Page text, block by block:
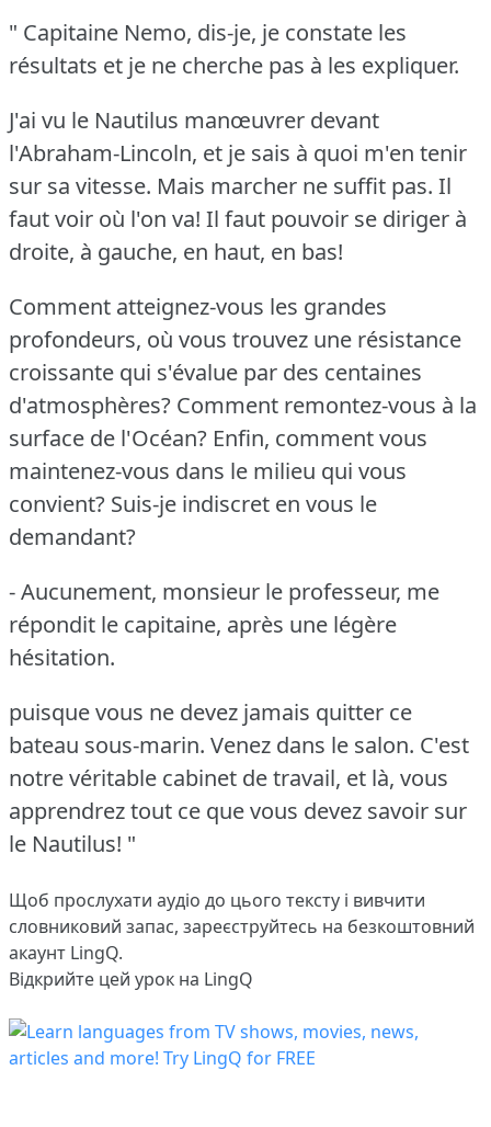
" Capitaine Nemo, dis-je, je constate les
résultats et je ne cherche pas à les expliquer.
J'ai vu le Nautilus manœuvrer devant
l'Abraham-Lincoln, et je sais à quoi m'en tenir
sur sa vitesse. Mais marcher ne suffit pas. Il
faut voir où l'on va! Il faut pouvoir se diriger à
droite, à gauche, en haut, en bas!
Comment atteignez-vous les grandes
profondeurs, où vous trouvez une résistance
croissante qui s'évalue par des centaines
d'atmosphères? Comment remontez-vous à la
surface de l'Océan? Enfin, comment vous
maintenez-vous dans le milieu qui vous
convient? Suis-je indiscret en vous le
demandant?
- Aucunement, monsieur le professeur, me
répondit le capitaine, après une légère
hésitation.
puisque vous ne devez jamais quitter ce
bateau sous-marin. Venez dans le salon. C'est
notre véritable cabinet de travail, et là, vous
apprendrez tout ce que vous devez savoir sur
le Nautilus! "
Щоб прослухати аудіо до цього тексту і вивчити
словниковий запас, зареєструйтесь на безкоштовний
акаунт LingQ.
Відкрийте цей урок на LingQ